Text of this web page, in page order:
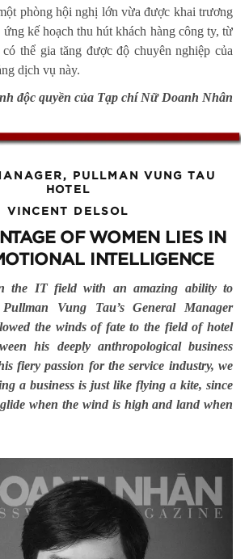
phòng hội nghị lớn vừa được khai trương
ứng kế hoạch thu hút khách hàng công ty, từ
thể gia tăng được độ chuyên nghiệp của
dịch vụ này.
độc quyền của Tạp chí Nữ Doanh Nhân
PULLMAN VUNG TAU
HOTEL
VINCENT DELSOL
OF WOMEN LIES IN
INTELLIGENCE
the IT field with an amazing ability to
Pullman Vung Tau’s General Manager
the winds of fate to the field of hotel
his deeply anthropological business
fiery passion for the service industry, we
a business is just like flying a kite, since
when the wind is high and land when